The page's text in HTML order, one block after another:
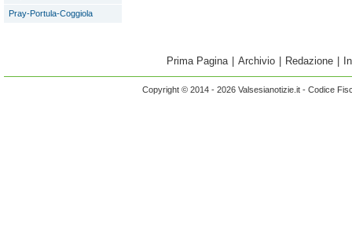
Pray-Portula-Coggiola
Prima Pagina Archivio Redazione
Copyright © 2014 - 2026 Valsesianotizie.it - Codice